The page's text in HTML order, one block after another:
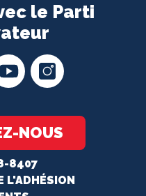
le Parti
NOUS
8407
L'ADHÉSION